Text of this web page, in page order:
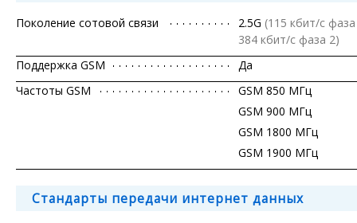
Поколение сотовой связи 2.5G (115 кбит/с
384 кбит/с фаза 2)
Поддержка GSM
Да
Частоты GSM
GSM 850 МГц
GSM 900 МГц
GSM 1800 МГц
GSM 1900 МГц
Стандарты передачи интернет данных